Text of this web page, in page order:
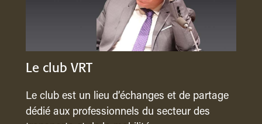
Le club VRT
Le club est un lieu d’échanges et de partage
dédié aux professionnels du secteur des